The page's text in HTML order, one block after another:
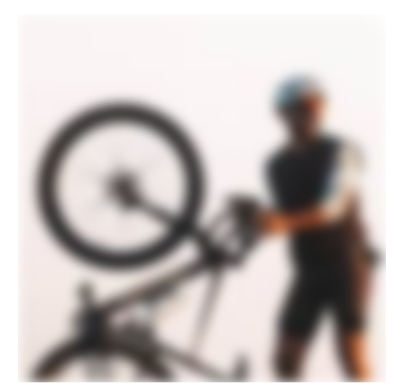
(F) Lefty 50, 6-Bolt / (R) DT Swiss 350,
12x142mm centerlock
Pneus
WTB Vulpine TCS Light, 700x45c,
tubeless ready
Guidon
Easton EC90 AX Carbon, 16 deg flare,
125mm drop: 400mm (47cm), 420mm
(51-54), 440mm (56-61cm)
Potence
Cannondale C1 Conceal, Alloy, 31.8, -6°:
70mm (47-51m), 80mm (54cm), 90mm
(56-58cm), 100mm (61cm)
Poignees
Cannondale KnurlCork, 2.7mm
Fizik Terra Argo X3, Kium rails
Tige de selle
Cannondale SAVE Carbon, 27.2x350mm
(47-58), 400mm (61)